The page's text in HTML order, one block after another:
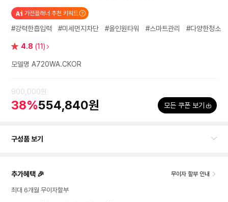
가전플래너 추천 키워드
#강력한흡입력 #미세먼지차단 #올인원타워 #스마트관리 #다양한청소
별 4.8 (11)
모델명 A720WA.CKOR
900,000원
38%554,840원 모든 쿠폰 보기
구성품 보기
추가혜택 🎉 무이자 할부 안내
최대 6개월 무이자할부